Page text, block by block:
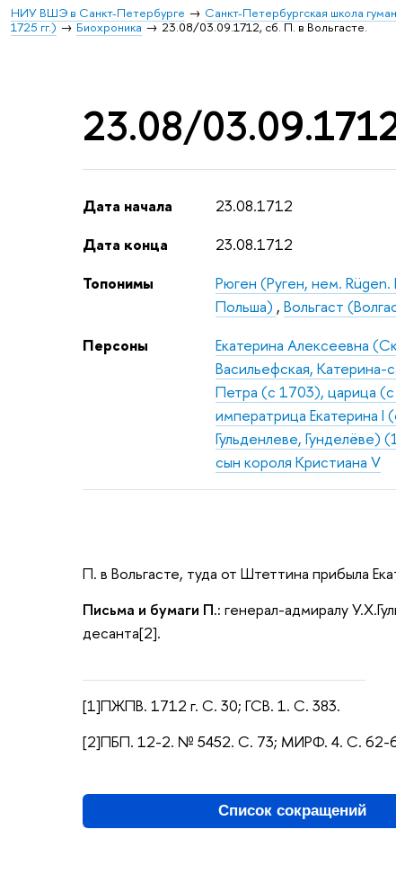
НИУ ВШЭ в Санкт-Петербурге Санкт-Петербургская школа
1725 гг.)
Биохроника 23.08/03.09.1712, сб. П. в Вольгасте.
23.08/
Дата начала
23.08.1712
Дата конца
23.08.1712
Топонимы
Рюген (Руген, нем. Rügen.
Польша) ,Вольгаст
Персоны
Екатерина Алексеевна
Васильефская,
Петра (с 1703), царица
императрица Екатерина I
Гульденлеве,
сын короля Кристиана V
П. в Вольгасте, туда от Штеттина прибыла
Письма и бумаги П.: генерал-адмиралу
десанта[2].
[1]ПЖПВ. 1712 г. С. 30; ГСВ. 1. С. 383.
[2]ПБП. 12-2. № 5452. С. 73; МИРФ. 4. С. 62-
Список сокращений